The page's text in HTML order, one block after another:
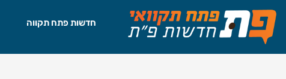
חדשות פתח תקווה